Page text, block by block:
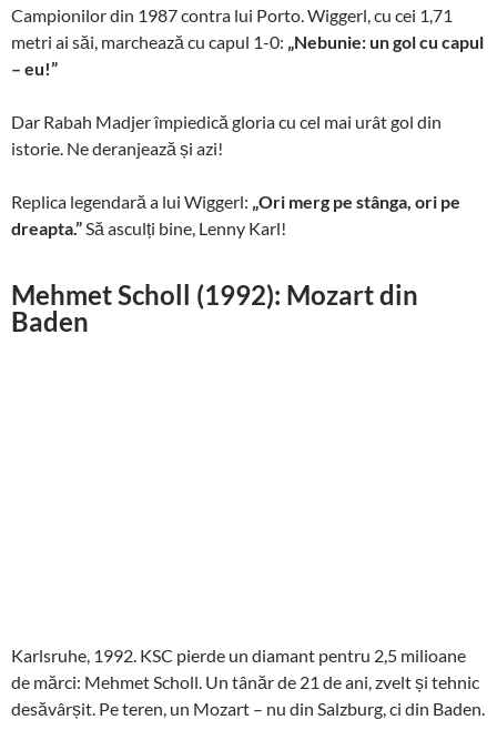
Campionilor din 1987 contra lui Porto. Wiggerl, cu cei 1,71
metri ai săi, marchează cu capul 1-0: „Nebunie: un gol cu capul
– eu!”
Dar Rabah Madjer împiedică gloria cu cel mai urât gol din
istorie. Ne deranjează și azi!
Replica legendară a lui Wiggerl: „Ori merg pe stânga, ori pe
dreapta.”Să asculți bine, Lenny Karl!
Mehmet Scholl (1992): Mozart din
Baden
Karlsruhe, 1992. KSC pierde un diamant pentru 2,5 milioane
de mărci: Mehmet Scholl. Un tânăr de 21 de ani, zvelt și tehnic
desăvârșit. Pe teren, un Mozart – nu din Salzburg, ci din Baden.